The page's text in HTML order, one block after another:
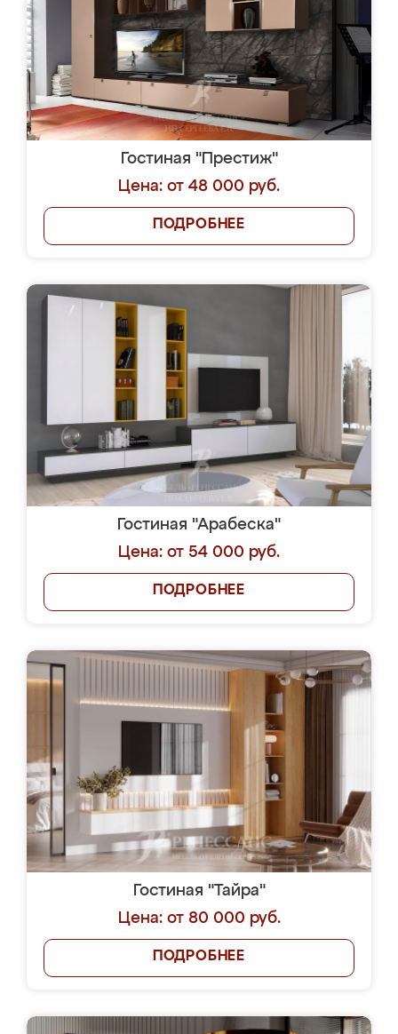
Гостиная "Престиж"
Цена: от 48 000 руб.
ПОДРОБНЕЕ
Гостиная "Арабеска"
Цена: от 54 000 руб.
ПОДРОБНЕЕ
Гостиная "Тайра"
Цена: от 80 000 руб.
ПОДРОБНЕЕ